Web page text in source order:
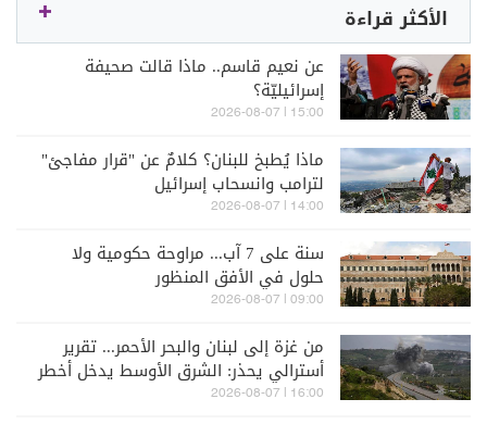
الأكثر قراءة
عن نعيم قاسم.. ماذا قالت صحيفة
إسرائيليّة؟
15:00 | 2026-08-07
ماذا يُطبخ للبنان؟ كلامٌ عن "قرار مفاجئ"
لترامب وانسحاب إسرائيل
14:00 | 2026-08-07
سنة على 7 آب... مراوحة حكومية ولا
حلول في الأفق المنظور
09:00 | 2026-08-07
من غزة إلى لبنان والبحر الأحمر... تقرير
أسترالي يحذر: الشرق الأوسط يدخل أخطر
مراحله
16:00 | 2026-08-07